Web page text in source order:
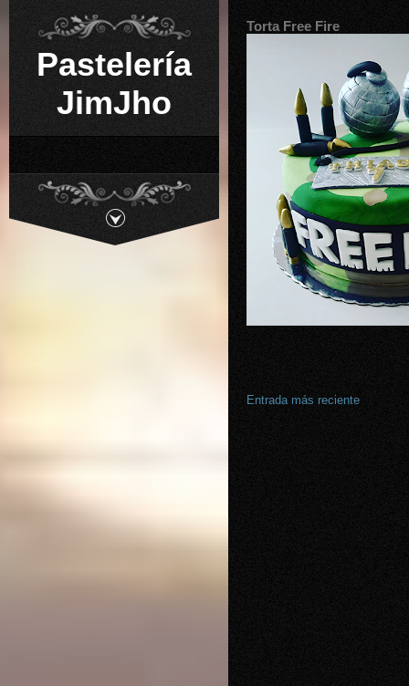
Pastelería
JimJho
Torta Free Fire
Entrada más reciente